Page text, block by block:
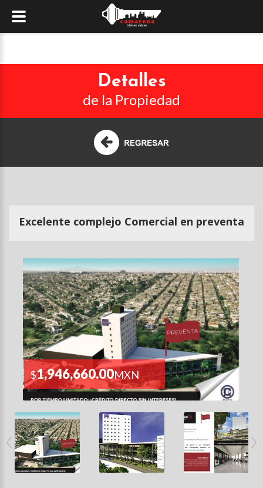
Detalles
de la Propiedad
Excelente complejo Comercial en preventa
$1,946,660.00MXN